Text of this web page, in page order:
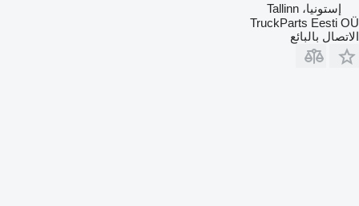
إستونيا، Tallinn
TruckParts Eesti OÜ
الاتصال بالبائع